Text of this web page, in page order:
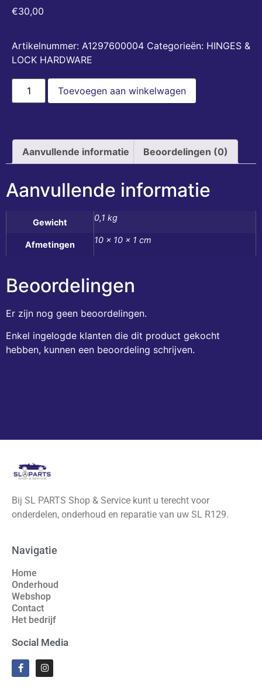
€30,00
Artikelnummer: A1297600004 Categorieën: HINGES &
LOCK HARDWARE
Toevoegen aan winkelwagen
Aanvullende informatie Beoordelingen (0)
Aanvullende informatie
Gewicht 0,1 kg
Afmetingen 10 × 10 × 1 cm
Beoordelingen
Er zijn nog geen beoordelingen.
Enkel ingelogde klanten die dit product gekocht
hebben, kunnen een beoordeling schrijven.
Bij SL PARTS Shop & Service kunt u terecht voor
onderdelen, onderhoud en reparatie van uw SL R129.
Navigatie
Home
Onderhoud
Webshop
Contact
Het bedrijf
Social Media